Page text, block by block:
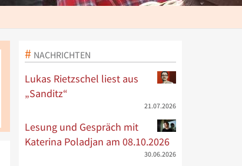
NACHRICHTEN
Lukas Rietzschel liest aus
„Sanditz“
21.07.2026
Lesung und Gespräch mit
Katerina Poladjan am 08.10.2026
30.06.2026